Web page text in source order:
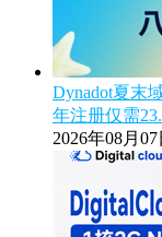
Dynadot夏末
年注册仅需
2026年08月07